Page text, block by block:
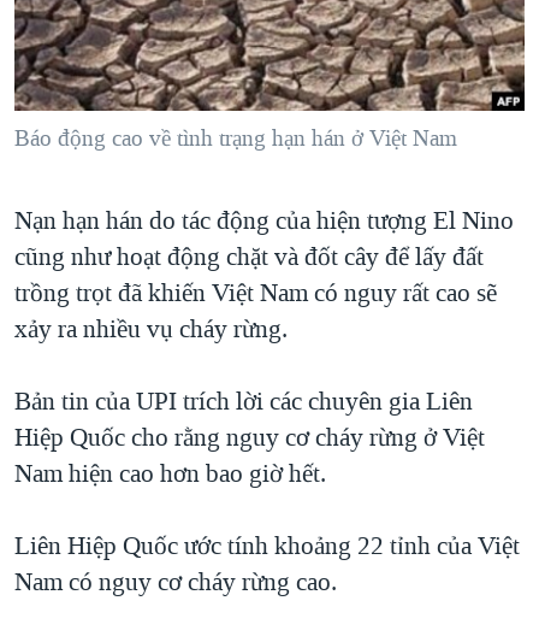
"Tìm"NGƯỜI VIỆT HẢI NGOẠI
ĐỜI SỐNG
KINH TẾ
KHOA HỌC
THỂ THAO
GIÁO DỤC
TẠI
HÀNH TRÌNH BẦU CỬ 2024
MỘT NĂM CHIẾN TRANH TẠI DẢI GAZA
GIẢI MÃ VÀNH ĐAI & CON ĐƯỜNG
TRỊNH VĨNH BÌNH - NGƯỜI HẠ 'BÊN THẮNG CUỘC'
GROUND ZERO – XƯA VÀ NAY
CHI PHÍ CHIẾN TRANH AFGHANISTAN
THƯỢNG ĐỈNH TRUMP-KIM TẠI VIỆT NAM
TRỊNH VĨNH BÌNH VS. CHÍNH PHỦ VIỆT NAM
NGƯ DÂN VIỆT VÀ LÀN SÓNG TRỘM HẢI SÂM
QUAN HỆ VIỆT MỸ
VIDEO
NGHE
MẠNG XÃ HỘI
Ngôn ngữ khác
Báo động cao về tình trạng hạn hán ở Việt Nam
Nạn hạn hán do tác động của hiện tượng El Nino
cũng như hoạt động chặt và đốt cây để lấy đất
trồng trọt đã khiến Việt Nam có nguy rất cao sẽ
xảy ra nhiều vụ cháy rừng.
Bản tin của UPI trích lời các chuyên gia Liên
Hiệp Quốc cho rằng nguy cơ cháy rừng ở Việt
Nam hiện cao hơn bao giờ hết.
Liên Hiệp Quốc ước tính khoảng 22 tỉnh của Việt
Nam có nguy cơ cháy rừng cao.